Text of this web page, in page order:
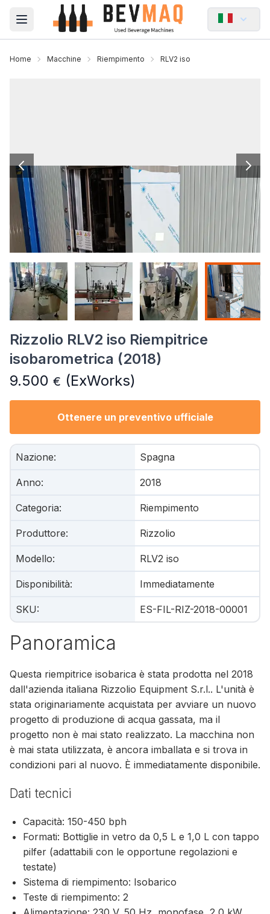
Open main menu
Home Macchine Riempimento RLV2 iso
Rizzolio RLV2 iso Riempitrice
isobarometrica (2018)
9.500 € (ExWorks)
Ottenere un preventivo ufficiale
Nazione: Spagna
Anno: 2018
Categoria: Riempimento
Produttore: Rizzolio
Modello: RLV2 iso
Disponibilità: Immediatamente
SKU: ES-FIL-RIZ-2018-00001
Panoramica
Questa riempitrice isobarica è stata prodotta nel 2018
dall'azienda italiana Rizzolio Equipment S.r.l.. L'unità è
stata originariamente acquistata per avviare un nuovo
progetto di produzione di acqua gassata, ma il
progetto non è mai stato realizzato. La macchina non
è mai stata utilizzata, è ancora imballata e si trova in
condizioni pari al nuovo. È immediatamente disponibile.
Dati tecnici
Capacità: 150-450 bph
Formati: Bottiglie in vetro da 0,5 L e 1,0 L con tappo
pilfer (adattabili con le opportune regolazioni e
testate)
Sistema di riempimento: Isobarico
Teste di riempimento: 2